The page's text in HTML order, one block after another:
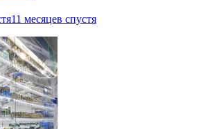
11 месяцев спустя